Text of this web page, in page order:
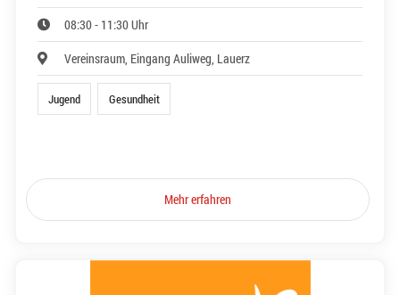
08:30 - 11:30 Uhr
Vereinsraum, Eingang Auliweg, Lauerz
Jugend Gesundheit
Mehr erfahren